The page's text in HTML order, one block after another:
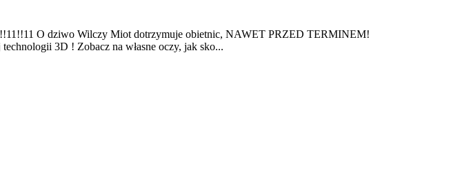
O dziwo Wilczy Miot dotrzymuje obietnic, NAWET PRZED TERMINEM!
3D ! Zobacz na własne oczy, jak sko...